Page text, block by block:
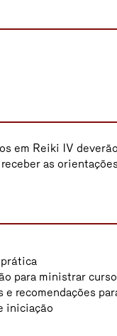
em Reiki IV
as
para ministrar
e recomendações
iniciação